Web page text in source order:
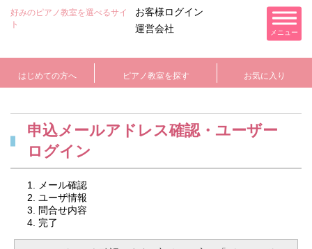
好みのピアノ教室を選べるサイ
ト
お客様ログイン
運営会社
メニュー
はじめての方へ ピアノ教室を探す お気に入り
申込メールアドレス確認・ユーザー
ログイン
メール確認
ユーザ情報
問合せ内容
完了